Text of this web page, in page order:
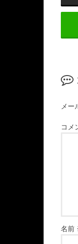
メー
コメ
名前